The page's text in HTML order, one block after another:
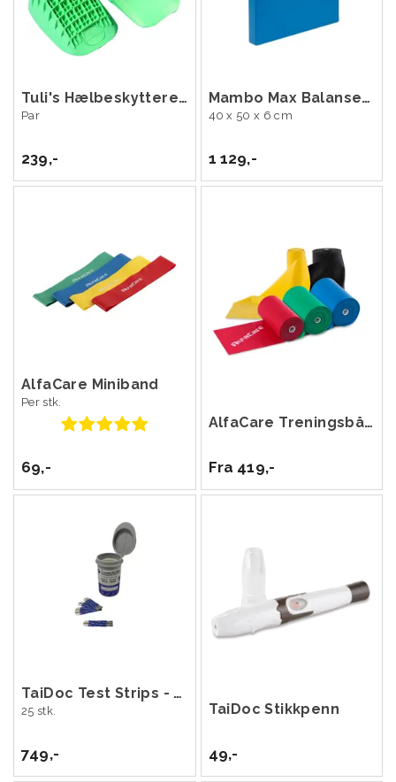
Tuli's Hælbeskyttere Pro
Par
239,-
Mambo Max Balansepute Pro
40 x 50 x 6 cm
1 129,-
AlfaCare Miniband
Per stk.
69,-
AlfaCare Treningsbånd 25 m
Fra 419,-
TaiDoc Test Strips - Laktat
25 stk.
749,-
TaiDoc Stikkpenn
49,-